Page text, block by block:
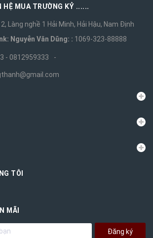
HỆ MUA TRƯỜNG KỶ ......
Làng nghề 1 Hải Minh, Hải Hậu, Nam Định
Nguyễn Văn Dũng: : 1069-323-88888
- 0812959333 -
TÔI
MÃI
Đăng ký